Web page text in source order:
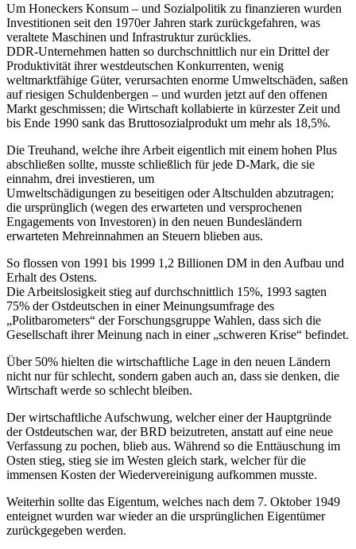
Um Honeckers Konsum – und Sozialpolitik zu finanzieren wurden
Investitionen seit den 1970er Jahren stark zurückgefahren, was
veraltete Maschinen und Infrastruktur zurücklies.
DDR-Unternehmen hatten so durchschnittlich nur ein Drittel der
Produktivität ihrer westdeutschen Konkurrenten, wenig
weltmarktfähige Güter, verursachten enorme Umweltschäden, saßen
auf riesigen Schuldenbergen – und wurden jetzt auf den offenen
Markt geschmissen; die Wirtschaft kollabierte in kürzester Zeit und
bis Ende 1990 sank das Bruttosozialprodukt um mehr als 18,5%.
Die Treuhand, welche ihre Arbeit eigentlich mit einem hohen Plus
abschließen sollte, musste schließlich für jede D-Mark, die sie
einnahm, drei investieren, um
Umweltschädigungen zu beseitigen oder Altschulden abzutragen;
die ursprünglich (wegen des erwarteten und versprochenen
Engagements von Investoren) in den neuen Bundesländern
erwarteten Mehreinnahmen an Steuern blieben aus.
So flossen von 1991 bis 1999 1,2 Billionen DM in den Aufbau und
Erhalt des Ostens.
Die Arbeitslosigkeit stieg auf durchschnittlich 15%, 1993 sagten
75% der Ostdeutschen in einer Meinungsumfrage des
„Politbarometers“ der Forschungsgruppe Wahlen, dass sich die
Gesellschaft ihrer Meinung nach in einer „schweren Krise“ befindet.
Über 50% hielten die wirtschaftliche Lage in den neuen Ländern
nicht nur für schlecht, sondern gaben auch an, dass sie denken, die
Wirtschaft werde so schlecht bleiben.
Der wirtschaftliche Aufschwung, welcher einer der Hauptgründe
der Ostdeutschen war, der BRD beizutreten, anstatt auf eine neue
Verfassung zu pochen, blieb aus. Während so die Enttäuschung im
Osten stieg, stieg sie im Westen gleich stark, welcher für die
immensen Kosten der Wiedervereinigung aufkommen musste.
Weiterhin sollte das Eigentum, welches nach dem 7. Oktober 1949
enteignet wurden war wieder an die ursprünglichen Eigentümer
zurückgegeben werden.